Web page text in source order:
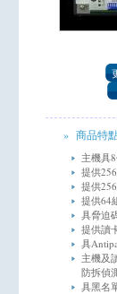
» 商品特
主 機 具
提 供 256
提 供 256
提 供 64
具 脅 迫
提 供 讀
具
主 機 及
防 拆 偵
具 黑 名